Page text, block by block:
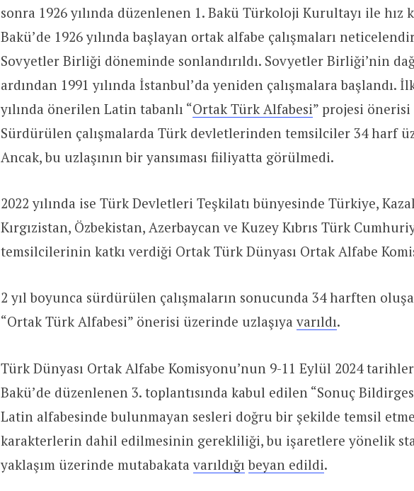
sonra 1926 yılında düzenlenen 1. Bakü Türkoloji Kurultayı ile hız
Bakü’de 1926 yılında başlayan ortak alfabe çalışmaları
Sovyetler Birliği döneminde sonlandırıldı. Sovyetler Birliği’nin
ardından 1991 yılında İstanbul’da yeniden çalışmalara başlandı.
yılında önerilen Latin tabanlı “Ortak Türk Alfabesi” projesi
Sürdürülen çalışmalarda Türk devletlerinden temsilciler 34 harf
Ancak, bu uzlaşının bir yansıması fiiliyatta görülmedi.
2022 yılında ise Türk Devletleri Teşkilatı bünyesinde Türkiye,
Kırgızistan, Özbekistan, Azerbaycan ve Kuzey Kıbrıs Türk
temsilcilerinin katkı verdiği Ortak Türk Dünyası Ortak Alfabe
2 yıl boyunca sürdürülen çalışmaların sonucunda 34 harften
“Ortak Türk Alfabesi” önerisi üzerinde uzlaşıya varıldı.
Türk Dünyası Ortak Alfabe Komisyonu’nun 9-11 Eylül 2024
Bakü’de düzenlenen 3. toplantısında kabul edilen “Sonuç
Latin alfabesinde bulunmayan sesleri doğru bir şekilde temsil
karakterlerin dahil edilmesinin gerekliliği, bu işaretlere yönelik
yaklaşım üzerinde mutabakata varıldığı beyan edildi.